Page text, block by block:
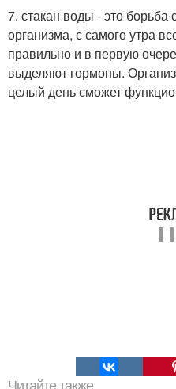
7. стакан воды - это
организма, с самого утра
правильно и в первую
выделяют гормоны.
целый день сможет
Читайте также